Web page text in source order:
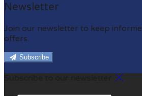
Newsletter
Join our newsletter to keep
offers.
Subscribe